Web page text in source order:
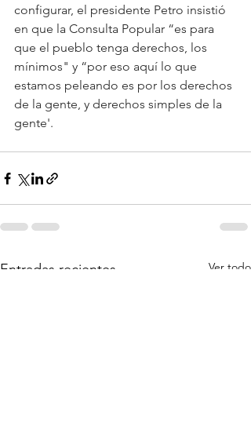
configurar, el presidente Petro insistió
en que la Consulta Popular “es para
que el pueblo tenga derechos, los
mínimos" y “por eso aquí lo que
estamos peleando es por los derechos
de la gente, y derechos simples de la
gente'.
Entradas recientes Ver todo